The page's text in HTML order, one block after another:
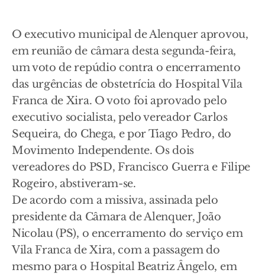
O executivo municipal de Alenquer aprovou,
em reunião de câmara desta segunda-feira,
um voto de repúdio contra o encerramento
das urgências de obstetrícia do Hospital Vila
Franca de Xira. O voto foi aprovado pelo
executivo socialista, pelo vereador Carlos
Sequeira, do Chega, e por Tiago Pedro, do
Movimento Independente. Os dois
vereadores do PSD, Francisco Guerra e Filipe
Rogeiro, abstiveram-se.
De acordo com a missiva, assinada pelo
presidente da Câmara de Alenquer, João
Nicolau (PS), o encerramento do serviço em
Vila Franca de Xira, com a passagem do
mesmo para o Hospital Beatriz Ângelo, em